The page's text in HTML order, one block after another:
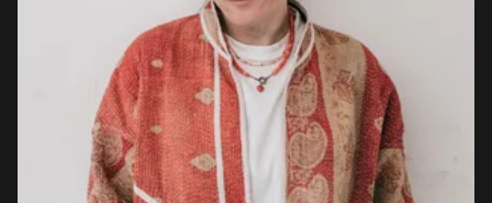
EURÓPA JÖVŐFESZTIVÁLJA
ELŐADÓK
INGYENES DIÁK- ÉS TANÁRREGISZTRÁCIÓ
JEGYEK